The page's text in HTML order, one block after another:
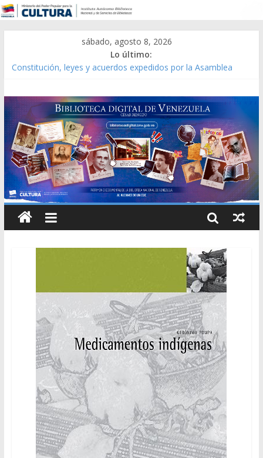
sábado, agosto 8, 2026
Lo último:
Constitución, leyes y acuerdos expedidos por la Asamblea
Modesta Bor Sánchez [material gráfico]
Gaceta Oficial de la República de Venezuela año CXXXIII Mes V,
Caracas 09 de marzo de 2006 N° 38.394
Catálogo temático de obras de Modesta Bor